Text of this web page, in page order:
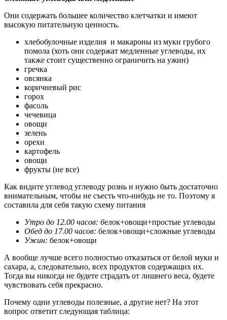
Они содержать большее количество клетчатки и имеют
высокую питательную ценность.
хлебобулочные изделия и макароны из муки грубого
помола (хоть они содержат медленные углеводы, их
также стоит существенно ограничить на ужин)
гречка
овсянка
коричневый рис
горох
фасоль
чечевица
овощи
зелень
орехи
картофель
овощи
фрукты (не все)
Как видите углевод углеводу рознь и нужно быть достаточно
внимательным, чтобы не съесть что-нибудь не то. Поэтому я
составила для себя такую схему питания
Утро до 12.00 часов: белок+овощи+простые углеводы
Обед до 17.00 часов: белок+овощи+сложные углеводы
Ужин: белок+овощи
А вообще лучше всего полностью отказаться от белой муки и
сахара, а, следовательно, всех продуктов содержащих их.
Тогда вы никогда не будете страдать от лишнего веса, будете
чувствовать себя прекрасно.
Почему одни углеводы полезные, а другие нет? На этот
вопрос ответит следующая таблица: